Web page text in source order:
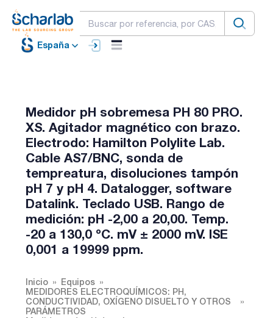
España
Medidor pH sobremesa PH 80 PRO.
XS. Agitador magnético con brazo.
Electrodo: Hamilton Polylite Lab.
Cable AS7/BNC, sonda de
tempreatura, disoluciones tampón
pH 7 y pH 4. Datalogger, software
Datalink. Teclado USB. Rango de
medición: pH -2,00 a 20,00. Temp.
-20 a 130,0 ºC. mV ± 2000 mV. ISE
0,001 a 19999 ppm.
Inicio
Equipos
MEDIDORES ELECTROQUÍMICOS: PH,
CONDUCTIVIDAD, OXÍGENO DISUELTO Y OTROS
PARÁMETROS